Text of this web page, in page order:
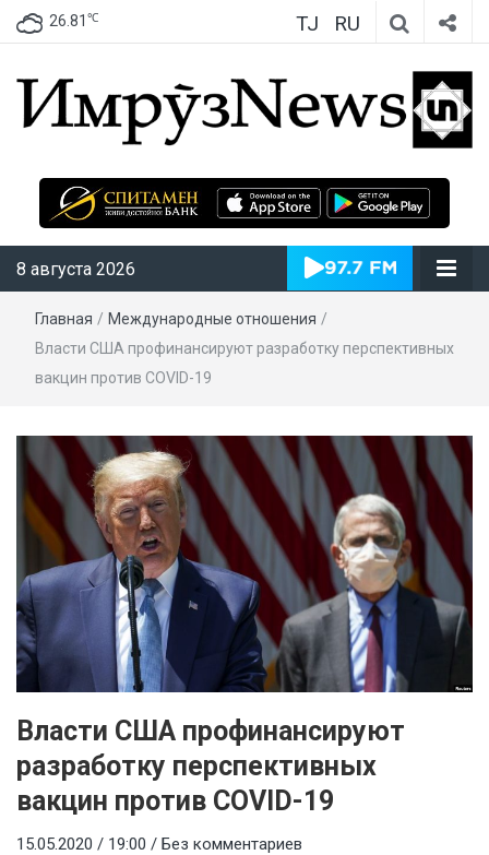
26.81 ℃ TJ RU
ИмрӯзNews
8 августа 2026
Главная / Международные отношения /
Власти США профинансируют разработку перспективных
вакцин против COVID-19
Власти США профинансируют
разработку перспективных
вакцин против COVID-19
15.05.2020 / 19:00 / Без комментариев